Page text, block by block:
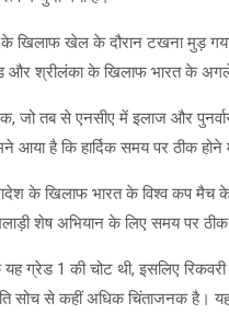
खिलाफ खेल के दौरान टखना मुड़
और श्रीलंका के खिलाफ भारत के
जो तब से एनसीए में इलाज और
आया है कि हार्दिक समय पर ठीक
के खिलाफ भारत के विश्व कप मैच के
शेष अभियान के लिए समय पर
ग्रेड 1 की चोट थी, इसलिए
सोच से कहीं अधिक चिंताजनक है।